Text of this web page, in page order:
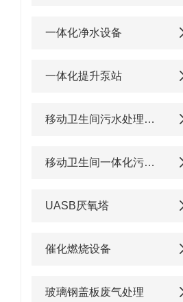
一体化净水设备
一体化提升泵站
移动卫生间污水处理设备
移动卫生间一体化污水处理设备
UASB厌氧塔
催化燃烧设备
玻璃钢盖板废气处理